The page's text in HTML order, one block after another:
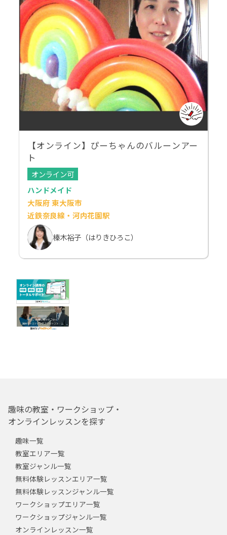
【オンライン】ぴーちゃんのバルーンアー
ト
オンライン可
ハンドメイド
大阪府 東大阪市
近鉄奈良線・河内花園駅
榛木裕子（はりきひろこ）
趣味の教室・ワークショップ・
オンラインレッスンを探す
趣味一覧
教室エリア一覧
教室ジャンル一覧
無料体験レッスンエリア一覧
無料体験レッスンジャンル一覧
ワークショップエリア一覧
ワークショップジャンル一覧
オンラインレッスン一覧